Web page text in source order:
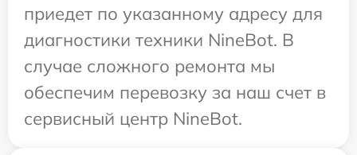
приедет по указанному адресу для
диагностики техники NineBot. В
случае сложного ремонта мы
обеспечим перевозку за наш счет в
сервисный центр NineBot.